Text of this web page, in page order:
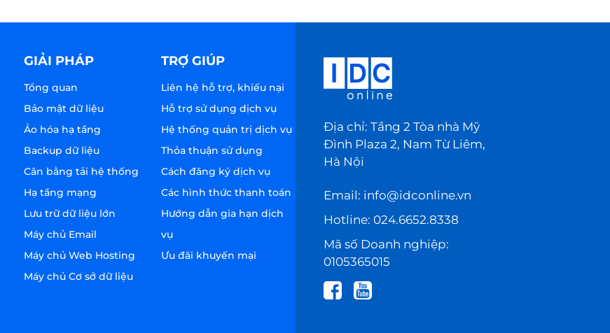
GIẢI PHÁP
Tổng quan
Bảo mật dữ liệu
Ảo hóa hạ tầng
Backup dữ liệu
Cân bằng tải hệ thống
Hạ tầng mạng
Lưu trữ dữ liệu lớn
Máy chủ Email
Máy chủ Web Hosting
Máy chủ Cơ sở dữ liệu
TRỢ GIÚP
Liên hệ hỗ trợ, khiếu nại
Hỗ trợ sử dụng dịch vụ
Hệ thống quản trị dịch vụ
Thỏa thuận sử dụng
Cách đăng ký dịch vụ
Các hình thức thanh toán
Hướng dẫn gia hạn dịch
vụ
Ưu đãi khuyến mại
Địa chỉ: Tầng 2 Tòa nhà Mỹ
Đình Plaza 2, Nam Từ Liêm,
Hà Nội
Email: info@idconline.vn
Hotline: 024.6652.8338
Mã số Doanh nghiệp:
0105365015